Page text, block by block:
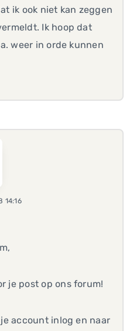
ik ook niet kan zeggen
Ik hoop dat
weer in orde kunnen
14:16
je post op ons forum!
account inlog en naar